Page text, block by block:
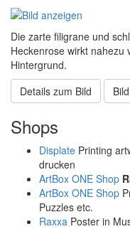
Die zarte filigrane und
Heckenrose wirkt nahezu
Hintergrund.
Details zum Bild
Shops
Displate Printing
drucken
ArtBox ONE Shop
ArtBox ONE Shop
Puzzles etc.
Raxxa Poster in